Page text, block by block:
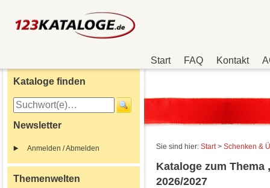
Start FAQ Kontakt
Kataloge finden
Newsletter
Anmelden / Abmelden
Themenwelten
Sie sind hier: Start> Schenken &
Kataloge zum Thema
2026/2027